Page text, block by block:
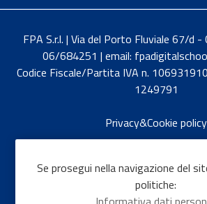
FPA S.r.l. | Via del Porto Fluviale 67/d
06/684251 | email:
Codice Fiscale/Partita IVA n.
1249791
Privacy&Cookie policy
Se prosegui nella navigazione del
politiche: